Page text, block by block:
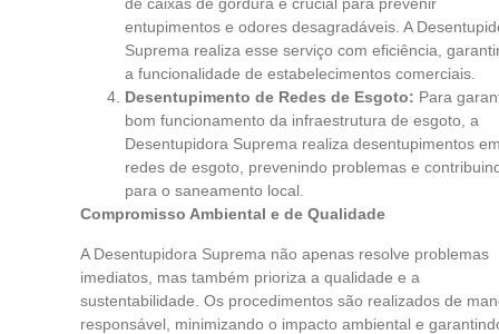
de caixas de gordura é crucial para prevenir
entupimentos e odores desagradáveis. A
Suprema realiza esse serviço com eficiência,
a funcionalidade de estabelecimentos comerciais.
Desentupimento de Redes de Esgoto: Para
bom funcionamento da infraestrutura de esgoto, a
Desentupidora Suprema realiza desentupimentos
redes de esgoto, prevenindo problemas e
para o saneamento local.
Compromisso Ambiental e de Qualidade
A Desentupidora Suprema não apenas resolve problemas
imediatos, mas também prioriza a qualidade e a
sustentabilidade. Os procedimentos são realizados de
responsável, minimizando o impacto ambiental e